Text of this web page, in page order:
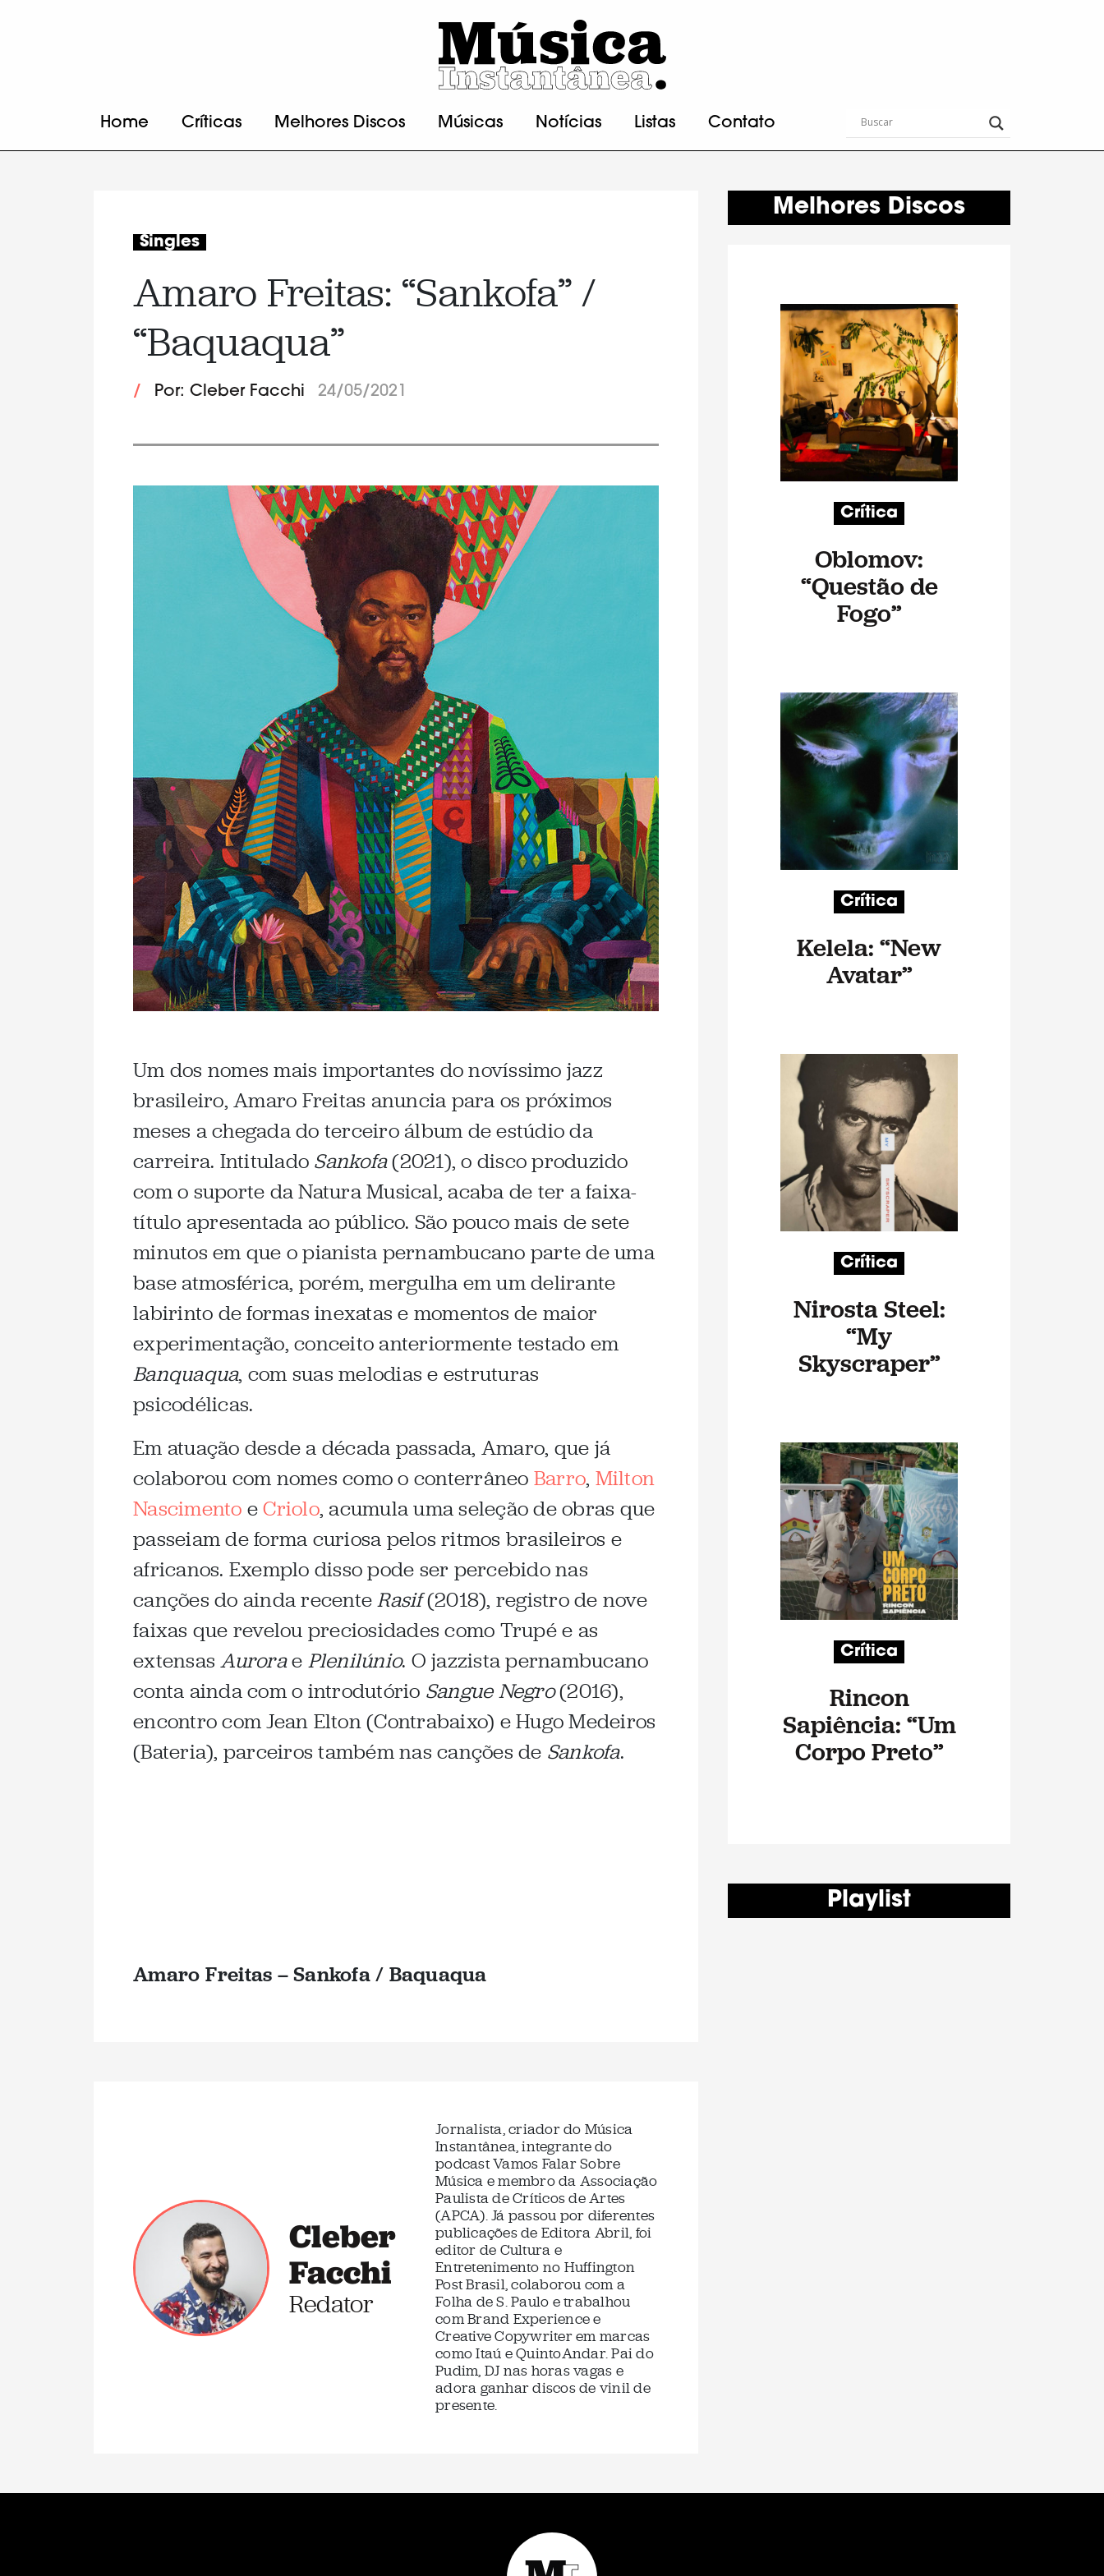
Home Críticas Melhores Discos Músicas Notícias Listas Contato
Singles
Amaro Freitas: “Sankofa” /
“Baquaqua”
/ Por: Cleber Facchi 24/05/2021
Um dos nomes mais importantes do novíssimo jazz
brasileiro, Amaro Freitas anuncia para os próximos
meses a chegada do terceiro álbum de estúdio da
carreira. Intitulado Sankofa(2021), o disco produzido
com o suporte da Natura Musical, acaba de ter a faixa-
título apresentada ao público. São pouco mais de sete
minutos em que o pianista pernambucano parte de uma
base atmosférica, porém, mergulha em um delirante
labirinto de formas inexatas e momentos de maior
experimentação, conceito anteriormente testado em
Banquaqua, com suas melodias e estruturas
psicodélicas.
Em atuação desde a década passada, Amaro, que já
colaborou com nomes como o conterrâneo Barro, Milton
Nascimento eCriolo, acumula uma seleção de obras que
passeiam de forma curiosa pelos ritmos brasileiros e
africanos. Exemplo disso pode ser percebido nas
canções do ainda recenteRasif(2018), registro de nove
faixas que revelou preciosidades como Trupé e as
extensasAurorae Plenilúnio. O jazzista pernambucano
conta ainda com o introdutório Sangue Negro(2016),
encontro com Jean Elton (Contrabaixo) e Hugo Medeiros
(Bateria), parceiros também nas canções de Sankofa.
Amaro Freitas – Sankofa / Baquaqua
Cleber
Facchi
Redator
Jornalista, criador do Música
Instantânea, integrante do
podcast Vamos Falar Sobre
Música e membro da Associação
Paulista de Críticos de Artes
(APCA). Já passou por diferentes
publicações de Editora Abril, foi
editor de Cultura e
Entretenimento no Huffington
Post Brasil, colaborou com a
Folha de S. Paulo e trabalhou
com Brand Experience e
Creative Copywriter em marcas
como Itaú e QuintoAndar. Pai do
Pudim, DJ nas horas vagas e
adora ganhar discos de vinil de
presente.
Melhores Discos
Crítica
Oblomov:
“Questão de
Fogo”
Crítica
Kelela: “New
Avatar”
Crítica
Nirosta Steel:
“My
Skyscraper”
Crítica
Rincon
Sapiência: “Um
Corpo Preto”
Playlist